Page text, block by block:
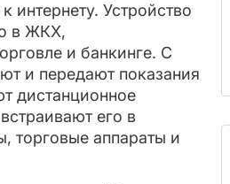
интернету. Устройство
в ЖКХ,
и банкинге. С
и передают показания
дистанционное
его в
торговые аппараты и